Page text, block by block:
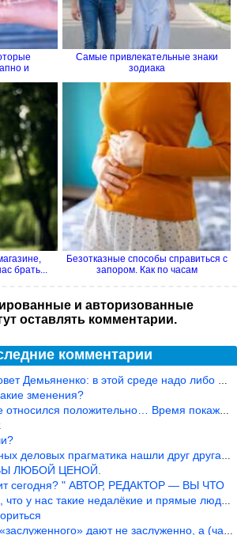
и
Самые привлекательные знаки
зодиака
брать...
Безотказные способы справиться с
запором. Как по часам
и авторизованные
оставлять комментарии.
комментарии
в этой среде надо либо иметь зубы
зменения?
положительно… Время покажет, что буде
прагматика нашли друг друга и «остепен
ЛЮБОЙ ЦЕНОЙ.
сегодня? " АВТОР, РЕДАКТОР — ВЫ ЧТО
у нас такие недалёкие и прямые люди… Как мо
дают не заслуженно, а (чаще) по-